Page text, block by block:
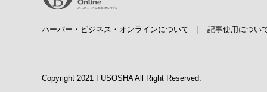
ハーバー・ビジネス・オンラインについて 記事使用につい
Copyright 2021 FUSOSHA All Right Reserved.